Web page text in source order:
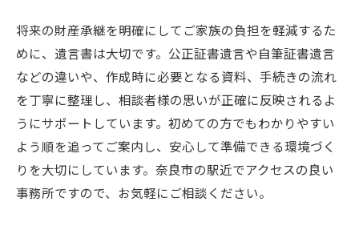
将来の財産承継を明確にしてご家族の負担を軽減するた
めに、遺言書は大切です。公正証書遺言や自筆証書遺言
などの違いや、作成時に必要となる資料、手続きの流れ
を丁寧に整理し、相談者様の思いが正確に反映されるよ
うにサポートしています。初めての方でもわかりやすい
よう順を追ってご案内し、安心して準備できる環境づく
りを大切にしています。奈良市の駅近でアクセスの良い
事務所ですので、お気軽にご相談ください。